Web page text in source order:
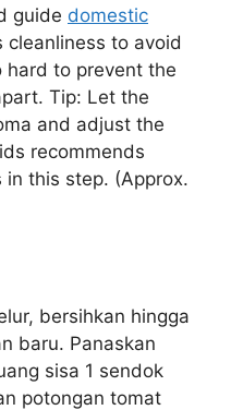
guide domestic
cleanliness to avoid
to prevent the
Tip: Let the
and adjust the
recommends
this step. (Approx.
bersihkan hingga
baru. Panaskan
sisa 1 sendok
potongan tomat